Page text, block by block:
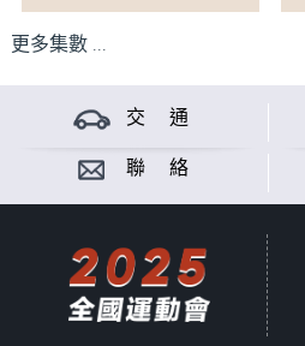
更多集數 ...
交 通
聯 絡